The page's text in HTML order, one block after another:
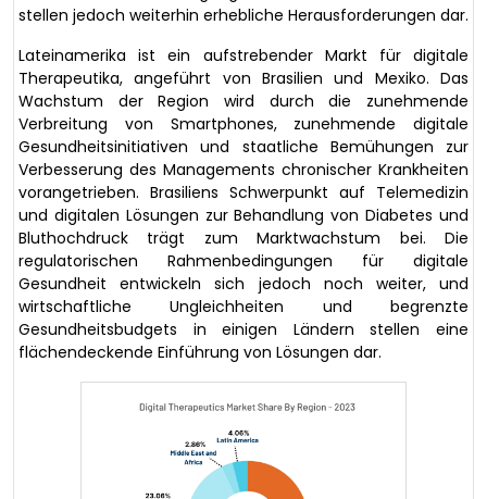
stellen jedoch weiterhin erhebliche Herausforderungen dar.
Lateinamerika ist ein aufstrebender Markt für digitale
Therapeutika, angeführt von Brasilien und Mexiko. Das
Wachstum der Region wird durch die zunehmende
Verbreitung von Smartphones, zunehmende digitale
Gesundheitsinitiativen und staatliche Bemühungen zur
Verbesserung des Managements chronischer Krankheiten
vorangetrieben. Brasiliens Schwerpunkt auf Telemedizin
und digitalen Lösungen zur Behandlung von Diabetes und
Bluthochdruck trägt zum Marktwachstum bei. Die
regulatorischen Rahmenbedingungen für digitale
Gesundheit entwickeln sich jedoch noch weiter, und
wirtschaftliche Ungleichheiten und begrenzte
Gesundheitsbudgets in einigen Ländern stellen eine
flächendeckende Einführung von Lösungen dar.